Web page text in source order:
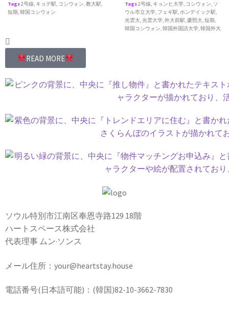
Tags2号線, キョデ駅, コシウォン,教大駅,
短期,韓国コシウォン
Tags2号線, キョンヒ大学, コシウォン, ソ
ウル市立大学, フェギ駅,ホンデイック駅,
光雲大,光雲大学,外大前駅, 慶熙大,短期,
韓国コシウォン,韓国外国語大学,韓国外大
READ MORE
ソウル特別市江南区奉恩寺路129 18階
ハートスペース株式会社
代表理事 ムン·ソンス
メール住所：your@heartstay.house
電話番号(日本語可能)：(韓国)82-10-3662-7830